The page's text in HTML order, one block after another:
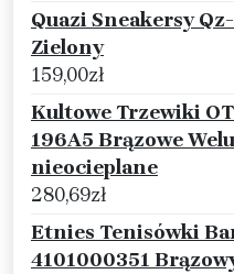
Quazi Sneakersy
Zielony
159,00zł
Kultowe Trzewiki
196A5 Brązowe
nieocieplane
280,69zł
Etnies Tenisówki
4101000351